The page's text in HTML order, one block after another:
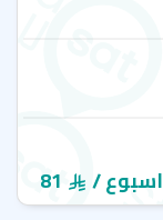
81
/ اسبوع